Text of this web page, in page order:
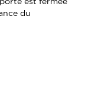
du